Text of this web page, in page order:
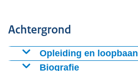
Achtergrond
Opleiding en loopbaan
Opleiding
Biografie